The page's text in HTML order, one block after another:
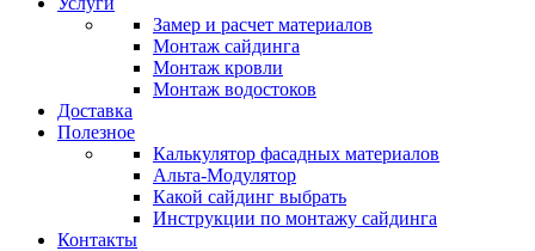
Замер и расчет материалов
Монтаж сайдинга
Монтаж кровли
Монтаж водостоков
Доставка
Полезное
Калькулятор фасадных материалов
Альта-Модулятор
Какой сайдинг выбрать
Инструкции по монтажу сайдинга
Контакты